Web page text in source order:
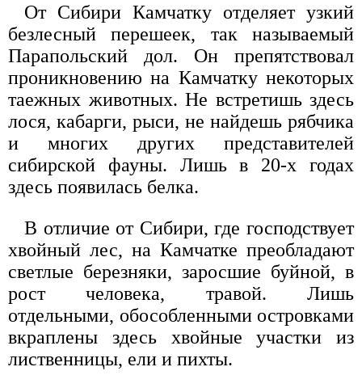
От Сибири Камчатку отделяет узкий
безлесный перешеек, так называемый
Парапольский дол. Он препятствовал
проникновению на Камчатку некоторых
таежных животных. Не встретишь здесь
лося, кабарги, рыси, не найдешь рябчика
и многих других представителей
сибирской фауны. Лишь в 20-х годах
здесь появилась белка.
В отличие от Сибири, где господствует
хвойный лес, на Камчатке преобладают
светлые березняки, заросшие буйной, в
рост человека, травой. Лишь
отдельными, обособленными островками
вкраплены здесь хвойные участки из
лиственницы, ели и пихты.